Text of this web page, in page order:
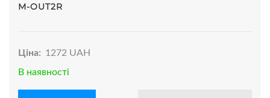
M-OUT2R
Ціна: 1272 UAH
В наявності